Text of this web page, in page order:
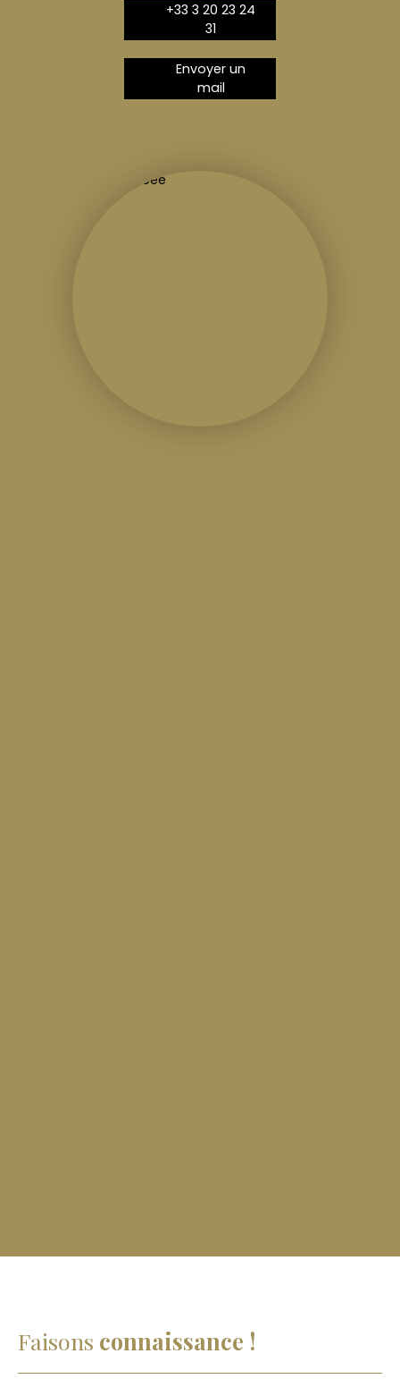
+33 3 20 23 24
31
Envoyer un
mail
Faisons connaissance !